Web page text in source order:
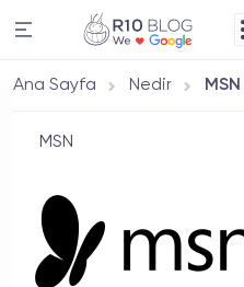
Ana Sayfa Nedir MSN
MSN